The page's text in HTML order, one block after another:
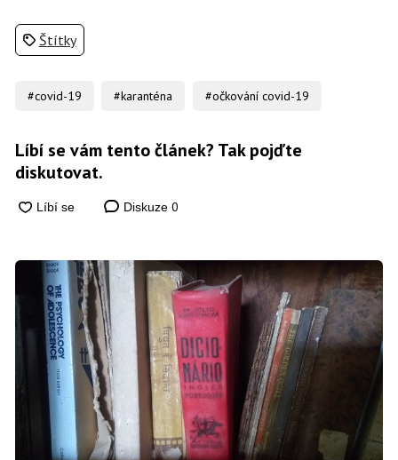
Štítky
#covid-19 #karanténa #očkování covid-19
Líbí se vám tento článek? Tak pojďte
diskutovat.
Diskuze 0